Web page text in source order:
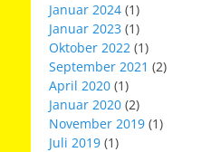
Januar 2024 (1)
Januar 2023 (1)
Oktober 2022 (1)
September 2021 (2)
April 2020 (1)
Januar 2020 (2)
November 2019 (1)
Juli 2019 (1)